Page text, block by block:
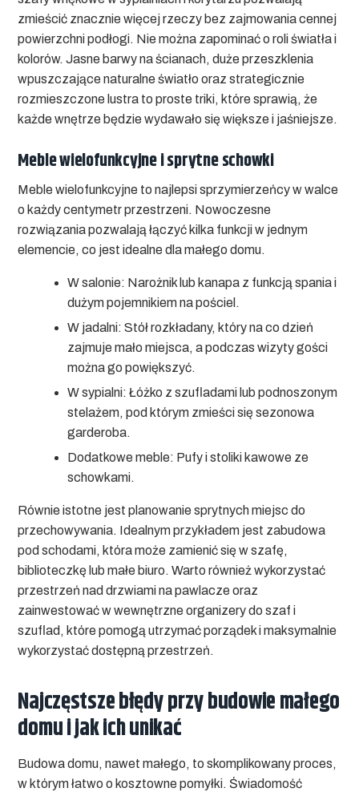
zmieścić znacznie więcej rzeczy bez zajmowania cennej
powierzchni podłogi. Nie można zapominać o roli światła i
kolorów. Jasne barwy na ścianach, duże przeszklenia
wpuszczające naturalne światło oraz strategicznie
rozmieszczone lustra to proste triki, które sprawią, że
każde wnętrze będzie wydawało się większe i jaśniejsze.
Meble wielofunkcyjne i sprytne schowki
Meble wielofunkcyjne to najlepsi sprzymierzeńcy w walce
o każdy centymetr przestrzeni. Nowoczesne
rozwiązania pozwalają łączyć kilka funkcji w jednym
elemencie, co jest idealne dla małego domu.
W salonie: Narożnik lub kanapa z funkcją spania i
dużym pojemnikiem na pościel.
W jadalni: Stół rozkładany, który na co dzień
zajmuje mało miejsca, a podczas wizyty gości
można go powiększyć.
W sypialni: Łóżko z szufladami lub podnoszonym
stelażem, pod którym zmieści się sezonowa
garderoba.
Dodatkowe meble: Pufy i stoliki kawowe ze
schowkami.
Równie istotne jest planowanie sprytnych miejsc do
przechowywania. Idealnym przykładem jest zabudowa
pod schodami, która może zamienić się w szafę,
biblioteczkę lub małe biuro. Warto również wykorzystać
przestrzeń nad drzwiami na pawlacze oraz
zainwestować w wewnętrzne organizery do szaf i
szuflad, które pomogą utrzymać porządek i maksymalnie
wykorzystać dostępną przestrzeń.
Najczęstsze błędy przy budowie małego
domu i jak ich unikać
Budowa domu, nawet małego, to skomplikowany proces,
w którym łatwo o kosztowne pomyłki. Świadomość